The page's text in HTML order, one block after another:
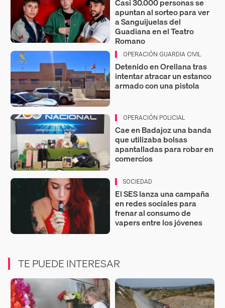
apuntan al sorteo para ver
a Sanguijuelas del
Guadiana en el Teatro
Romano
OPERACIÓN GUARDIA CIVIL
Detenido en Orellana tras
intentar atracar un estanco
armado con una pistola
OPERACIÓN POLICIAL
Cae en Badajoz una banda
que utilizaba bolsas
apantalladas para robar en
comercios
SOCIEDAD
El SES lanza una campaña
en redes sociales para
frenar al consumo de
vapers entre los jóvenes
TE PUEDE INTERESAR